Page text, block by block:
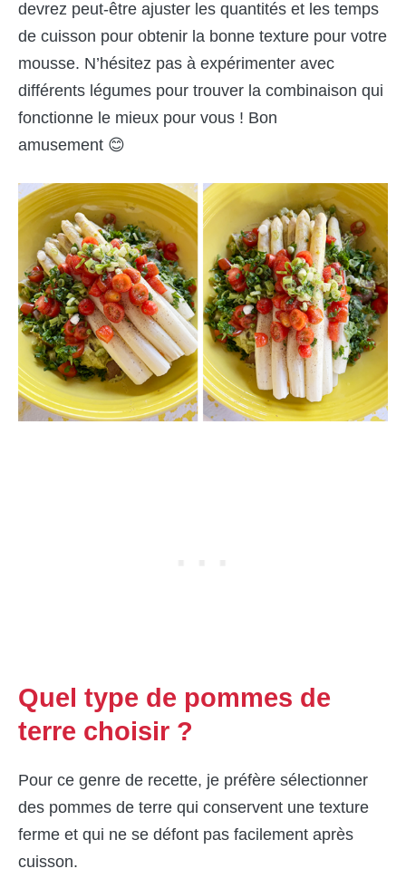
devrez peut-être ajuster les quantités et les temps
de cuisson pour obtenir la bonne texture pour votre
mousse. N’hésitez pas à expérimenter avec
différents légumes pour trouver la combinaison qui
fonctionne le mieux pour vous ! Bon
amusement 😊
Quel type de pommes de
terre choisir ?
Pour ce genre de recette, je préfère sélectionner
des pommes de terre qui conservent une texture
ferme et qui ne se défont pas facilement après
cuisson.